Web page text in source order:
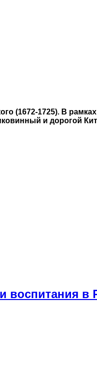
(1672-1725). В
и дорогой
воспитания в